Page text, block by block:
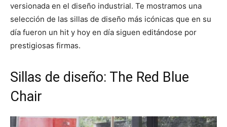
r
t
i
r
e
n
t
t
e
r
)
r
t
i
r
e
n
o
o
k
r
t
i
r
e
r
e
s
t
r
t
i
r
e
r
i
A
p
p
versionada en el diseño industrial. Te mostramos una
selección de las sillas de diseño más icónicas que en su
día fueron un hit y hoy en día siguen editándose por
prestigiosas firmas.
Sillas de diseño: The Red Blue
Chair